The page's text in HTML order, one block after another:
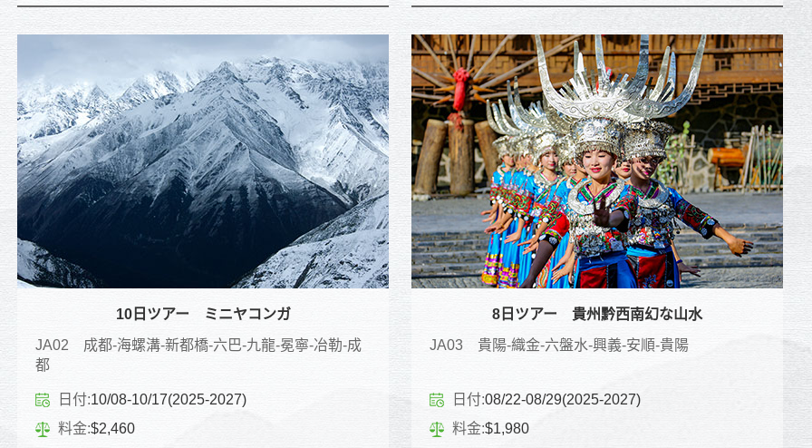
10日ツアー ミニヤコンガ
JA02 成都-海螺溝-新都橋-六巴-九龍-冕寧-冶勒-成
都
日付:10/08-10/17(2025-2027)
料金:$2,460
8日ツアー 貴州黔西南幻な山水
JA03 貴陽-織金-六盤水-興義-安順-貴陽
日付:08/22-08/29(2025-2027)
料金:$1,980